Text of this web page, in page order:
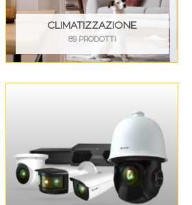
CLIMATIZZAZIONE
89 PRODOTTI